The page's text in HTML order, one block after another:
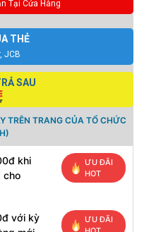
Tại Cửa Hàng
THẺ
JCB
SAU
TRÊN TRANG CỦA TỔ CHỨC
khi
cho
ƯU ĐÃI
HOT
với kỳ
ƯU ĐÃI